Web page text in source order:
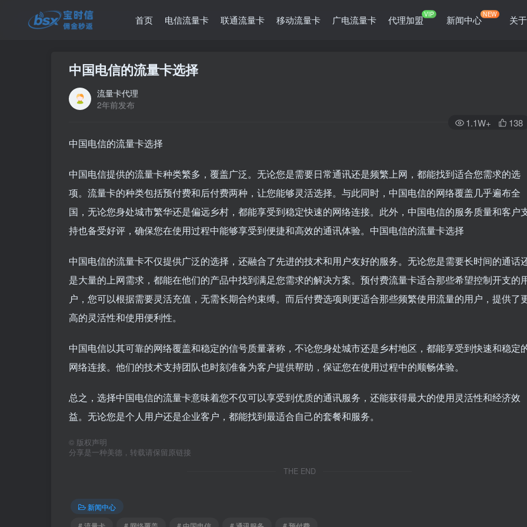
首页 电信流量卡 联通流量卡 移动流量卡 广电流量卡 代理加盟VIP 新闻中心NEW 关
中国电信的流量卡选择
流量卡代理
2年前发布
1.1W+ 138
中国电信的流量卡选择
中国电信提供的流量卡种类繁多，覆盖广泛。无论您是需要日常通讯还是频繁上网，都能找到适合您需求的选
项。流量卡的种类包括预付费和后付费两种，让您能够灵活选择。与此同时，中国电信的网络覆盖几乎遍布全
国，无论您身处城市繁华还是偏远乡村，都能享受到稳定快速的网络连接。此外，中国电信的服务质量和客户
持也备受好评，确保您在使用过程中能够享受到便捷和高效的通讯体验。中国电信的流量卡选择
中国电信的流量卡不仅提供广泛的选择，还融合了先进的技术和用户友好的服务。无论您是需要长时间的通话
是大量的上网需求，都能在他们的产品中找到满足您需求的解决方案。预付费流量卡适合那些希望控制开支的
户，您可以根据需要灵活充值，无需长期合约束缚。而后付费选项则更适合那些频繁使用流量的用户，提供了
高的灵活性和使用便利性。
中国电信以其可靠的网络覆盖和稳定的信号质量著称，不论您身处城市还是乡村地区，都能享受到快速和稳定
网络连接。他们的技术支持团队也时刻准备为客户提供帮助，保证您在使用过程中的顺畅体验。
总之，选择中国电信的流量卡意味着您不仅可以享受到优质的通讯服务，还能获得最大的使用灵活性和经济效
益。无论您是个人用户还是企业客户，都能找到最适合自己的套餐和服务。
© 版权声明
分享是一种美德，转载请保留原链接
THE END
新闻中心